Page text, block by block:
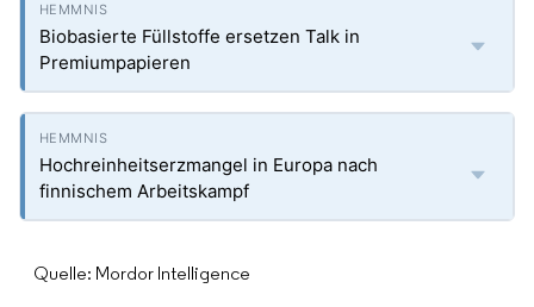
Biobasierte Füllstoffe ersetzen Talk in
Premiumpapieren
Hochreinheitserzmangel in Europa nach
finnischem Arbeitskampf
Quelle: Mordor Intelligence